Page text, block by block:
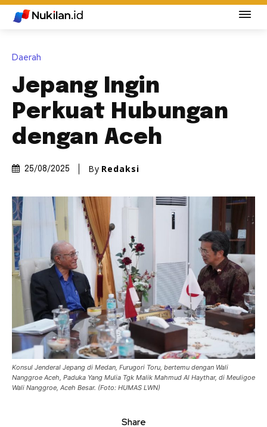
Daerah
Jepang Ingin
Perkuat Hubungan
dengan Aceh
25/08/2025 By Redaksi
Konsul Jenderal Jepang di Medan, Furugori Toru, bertemu dengan Wali
Nanggroe Aceh, Paduka Yang Mulia Tgk Malik Mahmud Al Haythar, di Meuligoe
Wali Nanggroe, Aceh Besar. (Foto: HUMAS LWN)
Share